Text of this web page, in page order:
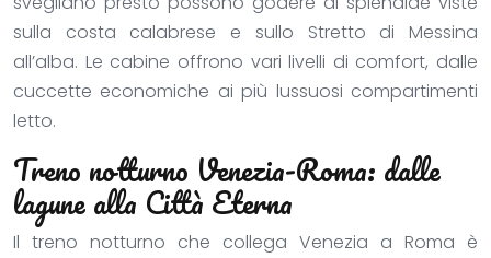
sulla costa calabrese e sullo Stretto di Messina
all’alba. Le cabine offrono vari livelli di comfort, dalle
cuccette economiche ai più lussuosi compartimenti
letto.
Treno notturno Venezia-Roma: dalle
lagune alla Città Eterna
Il treno notturno che collega Venezia a Roma è